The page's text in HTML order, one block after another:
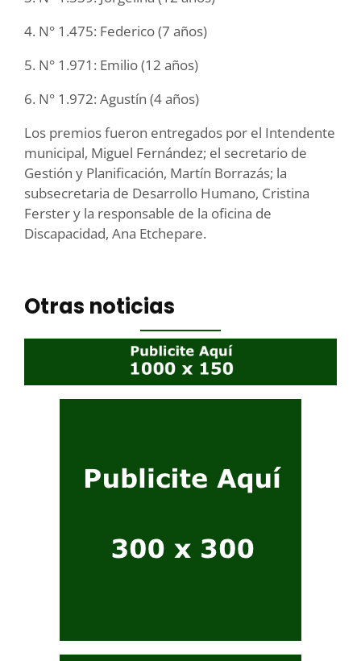
4. N° 1.475: Federico (7 años)
5. N° 1.971: Emilio (12 años)
6. N° 1.972: Agustín (4 años)
Los premios fueron entregados por el Intendente
municipal, Miguel Fernández; el secretario de
Gestión y Planificación, Martín Borrazás; la
subsecretaria de Desarrollo Humano, Cristina
Ferster y la responsable de la oficina de
Discapacidad, Ana Etchepare.
Otras noticias